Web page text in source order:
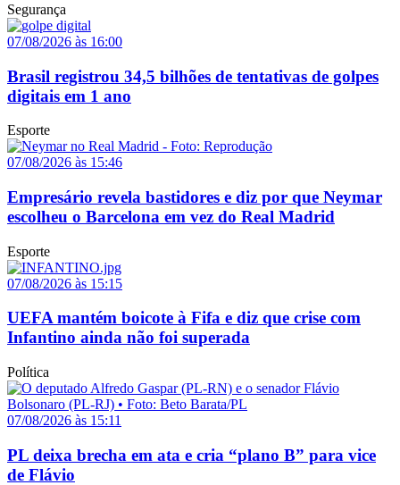
Segurança
07/08/2026 às 16:00
Brasil registrou 34,5 bilhões de tentativas de golpes
digitais em 1 ano
Esporte
07/08/2026 às 15:46
Empresário revela bastidores e diz por que Neymar
escolheu o Barcelona em vez do Real Madrid
Esporte
07/08/2026 às 15:15
UEFA mantém boicote à Fifa e diz que crise com
Infantino ainda não foi superada
Política
07/08/2026 às 15:11
PL deixa brecha em ata e cria “plano B” para vice
de Flávio